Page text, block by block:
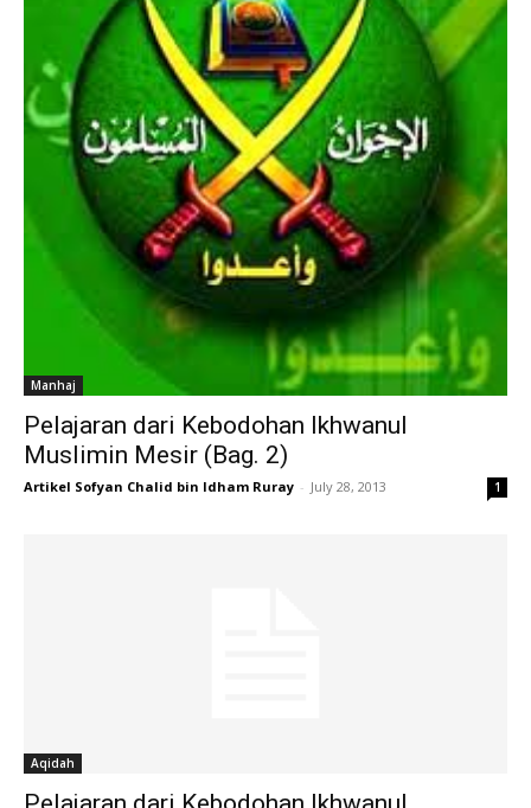
Manhaj
Pelajaran dari Kebodohan Ikhwanul
Muslimin Mesir (Bag. 2)
Artikel Sofyan Chalid bin Idham Ruray - July 28, 2013 1
Aqidah